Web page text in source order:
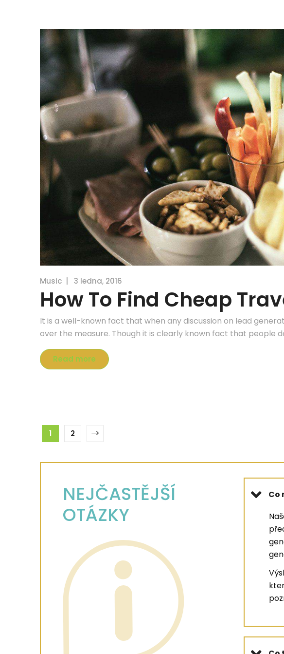
Music |3 ledna, 2016
How To Find Cheap
It is a well-known fact that when any discussion on lead
over the measure. Though it is clearly known fact that people
Read more
1 2
NEJČASTĚJŠÍ
OTÁZKY
Co